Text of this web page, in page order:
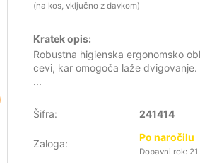
(na kos, vključno z davkom)
Kratek opis:
Robustna higienska ergonomsko
cevi, kar omogoča laže
...
Šifra: 241414
Zaloga:
Po naročilu
Dobavni rok: 21